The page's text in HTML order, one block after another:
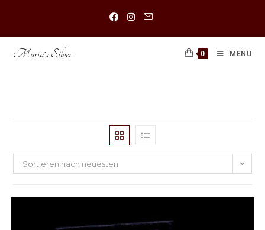
Maria´s Silver 0 MENÜ
Sortieren nach neuesten